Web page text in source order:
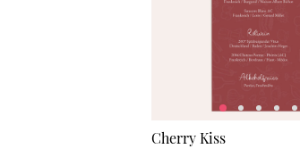
Cherry Kiss